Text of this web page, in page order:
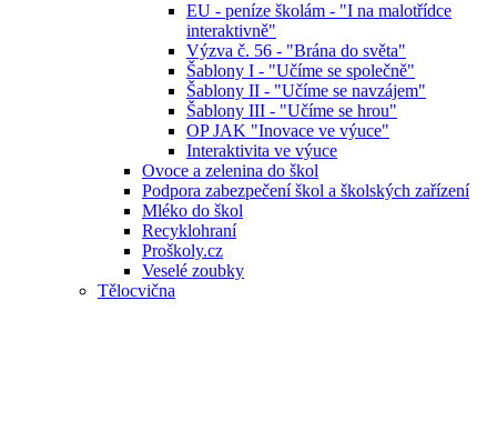
EU - peníze školám - "I na malotřídce
interaktivně"
Výzva č. 56 - "Brána do světa"
Šablony I - "Učíme se společně"
Šablony II - "Učíme se navzájem"
Šablony III - "Učíme se hrou"
OP JAK "Inovace ve výuce"
Interaktivita ve výuce
Ovoce a zelenina do škol
Podpora zabezpečení škol a školských zařízení
Mléko do škol
Recyklohraní
Proškoly.cz
Veselé zoubky
Tělocvična